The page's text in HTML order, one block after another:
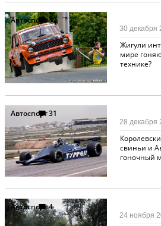
Автоспорт32
Жигули
мире
технике?
30 декабря
Автоспорт31
свиньи и
гоночный
28 декабря
Автоспорт4
24 ноября